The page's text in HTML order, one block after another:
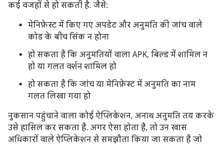
कई वजहों से हो सकती है. जैसे:
मेनिफ़ेस्ट में किए गए अपडेट और अनुमति की जांच वाले
कोड के बीच सिंक न होना
हो सकता है कि अनुमतियों वाला APK, बिल्ड में शामिल न
हो या गलत वर्शन शामिल हो
हो सकता है कि जांच या मेनिफ़ेस्ट में अनुमति का नाम
गलत लिखा गया हो
नुकसान पहुंचाने वाला कोई ऐप्लिकेशन, अनाथ अनुमति तय करके
उसे हासिल कर सकता है. अगर ऐसा होता है, तो उन खास
अधिकारों वाले ऐप्लिकेशन से समझौता किया जा सकता है जो